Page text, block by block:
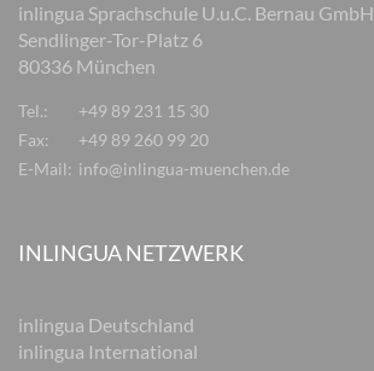
inlingua Sprachschule U.u.C. Bernau GmbH
Sendlinger-Tor-Platz 6
80336 München
Tel.:
+49 89 231 15 30
Fax:
+49 89 260 99 20
E-Mail: info@inlingua-muenchen.de
INLINGUA NETZWERK
inlingua Deutschland
inlingua International